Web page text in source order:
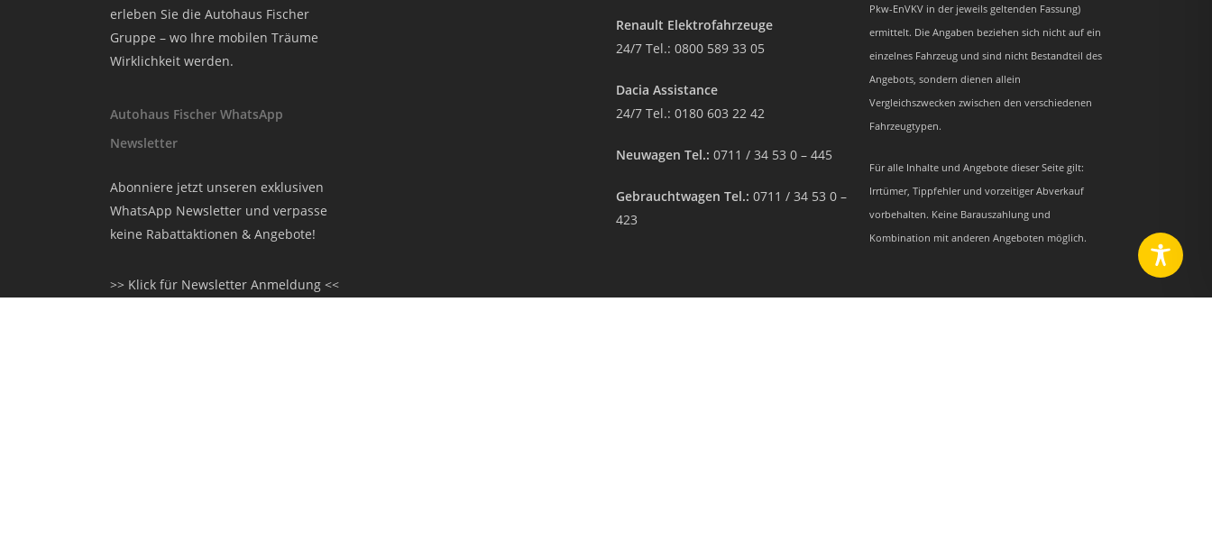
erleben Sie die Autohaus Fischer
Gruppe – wo Ihre mobilen Träume
Wirklichkeit werden.
Autohaus Fischer WhatsApp
Newsletter
Abonniere jetzt unseren exklusiven
WhatsApp Newsletter und verpasse
keine Rabattaktionen & Angebote!
>> Klick für Newsletter Anmeldung <<
Renault Elektrofahrzeuge
24/7 Tel.: 0800 589 33 05
Dacia Assistance
24/7 Tel.: 0180 603 22 42
Neuwagen Tel.: 0711 / 34 53 0 – 445
Gebrauchtwagen Tel.: 0711 / 34 53 0 –
423
Pkw-EnVKV in der jeweils geltenden Fassung)
ermittelt. Die Angaben beziehen sich nicht auf ein
einzelnes Fahrzeug und sind nicht Bestandteil des
Angebots, sondern dienen allein
Vergleichszwecken zwischen den verschiedenen
Fahrzeugtypen.
Für alle Inhalte und Angebote dieser Seite gilt:
Irrtümer, Tippfehler und vorzeitiger Abverkauf
vorbehalten. Keine Barauszahlung und
Kombination mit anderen Angeboten möglich.